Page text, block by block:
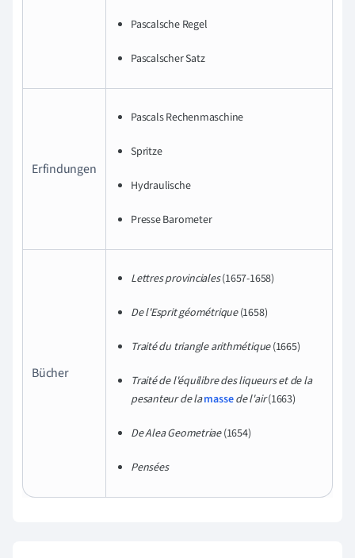
Pascalsche Regel
Pascalscher Satz
Erfindungen
Pascals Rechenmaschine
Spritze
Hydraulische
Presse Barometer
Bücher
Lettres provinciales(1657-1658)
De l'Esprit géométrique (1658)
Traité du triangle arithmétique(1665)
Traité de l'équilibre des liqueurs et de la
pesanteur de lamassede l'air(1663)
De Alea Geometriae(1654)
Pensées